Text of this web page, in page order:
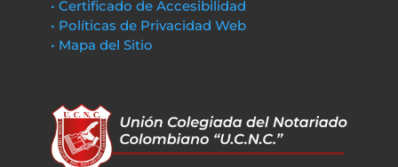
• Certificado de Accesibilidad
• Políticas de Privacidad Web
• Mapa del Sitio